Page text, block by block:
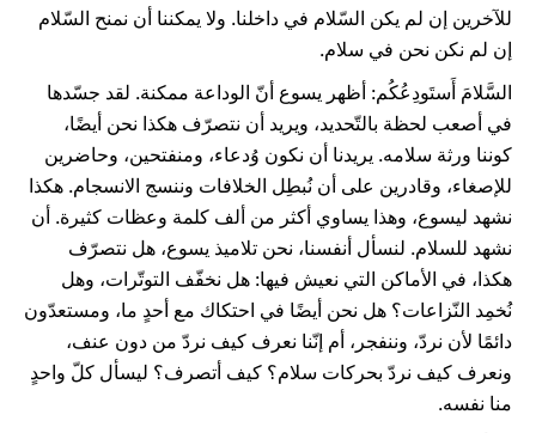
للآخرين إن لم يكن السّلام في داخلنا. ولا يمكننا أن نمنح السّلام
إن لم نكن نحن في سلام.
السَّلامَ أَستَودِعُكُم: أظهر يسوع أنّ الوداعة ممكنة. لقد جسّدها
في أصعب لحظة بالتّحديد، ويريد أن نتصرّف هكذا نحن أيضًا،
كوننا ورثة سلامه. يريدنا أن نكون وُدعاء، ومنفتحين، وحاضرين
للإصغاء، وقادرين على أن نُبطِل الخلافات وننسج الانسجام. هكذا
نشهد ليسوع، وهذا يساوي أكثر من ألف كلمة وعظات كثيرة. أن
نشهد للسلام. لنسأل أنفسنا، نحن تلاميذ يسوع، هل نتصرّف
هكذا، في الأماكن التي نعيش فيها: هل نخفّف التوتّرات، وهل
نُخمِد النّزاعات؟ هل نحن أيضًا في احتكاك مع أحدٍ ما، ومستعدّون
دائمًا لأن نردّ، وننفجر، أم إنّنا نعرف كيف نردّ من دون عنف،
ونعرف كيف نردّ بحركات سلام؟ كيف أتصرف؟ ليسأل كلّ واحدٍ
منا نفسه.